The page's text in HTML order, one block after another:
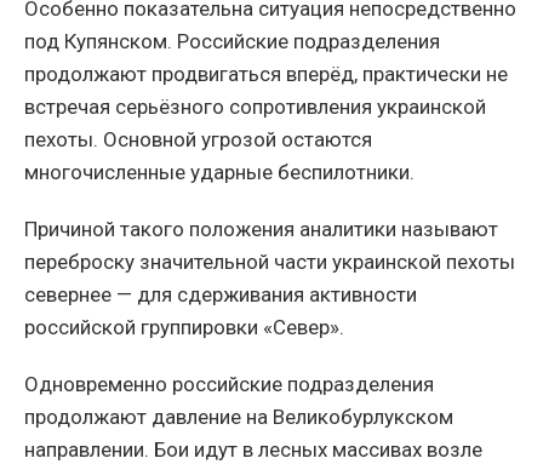
Особенно показательна ситуация непосредственно
под Купянском. Российские подразделения
продолжают продвигаться вперёд, практически не
встречая серьёзного сопротивления украинской
пехоты. Основной угрозой остаются
многочисленные ударные беспилотники.
Причиной такого положения аналитики называют
переброску значительной части украинской пехоты
севернее — для сдерживания активности
российской группировки «Север».
Одновременно российские подразделения
продолжают давление на Великобурлукском
направлении. Бои идут в лесных массивах возле